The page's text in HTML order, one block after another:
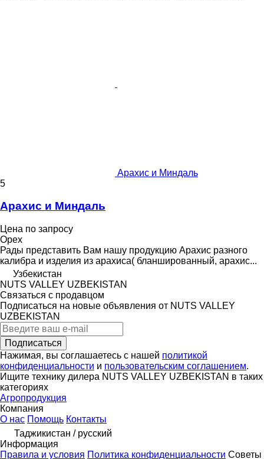
Арахис и Миндаль
5
Арахис и Миндаль
Цена по запросу
Орех
Рады представить Вам нашу продукцию Арахис разного
калибра и изделия из арахиса( бланшированный, арахис...
Узбекистан
NUTS VALLEY UZBEKISTAN
Связаться с продавцом
Подписаться на новые объявления от NUTS VALLEY
UZBEKISTAN
Подписаться
Нажимая, вы соглашаетесь с нашей политикой
конфиденциальности и пользовательским соглашением.
Ищите технику дилера NUTS VALLEY UZBEKISTAN в таких
категориях
Агропродукция
Компания
О нас Помощь Контакты
Таджикистан / русский
Информация
Правила и условия Политика конфиденциальности Советы